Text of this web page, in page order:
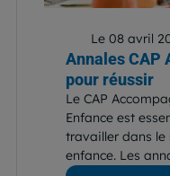
Le 08 avril
Annales CAP
pour réussir
Le CAP
Enfance est
travailler dans le
enfance. Les